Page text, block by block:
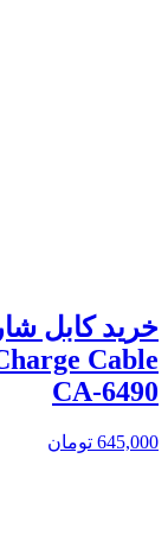
خرید کابل
Cable
CA-6490
645,000 تومان